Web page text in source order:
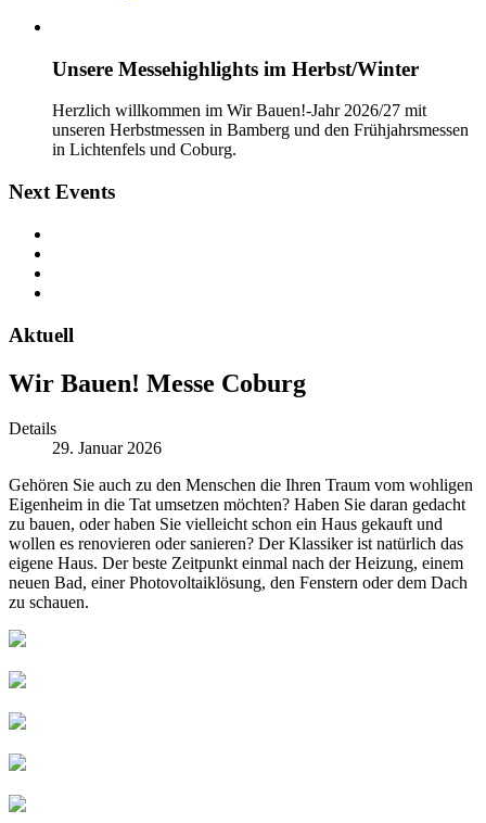
Unsere Messehighlights im Herbst/Winter
Herzlich willkommen im Wir Bauen!-Jahr 2026/27 mit
unseren Herbstmessen in Bamberg und den Frühjahrsmessen
in Lichtenfels und Coburg.
Next Events
Aktuell
Wir Bauen! Messe Coburg
Details
29. Januar 2026
Gehören Sie auch zu den Menschen die Ihren Traum vom wohligen
Eigenheim in die Tat umsetzen möchten? Haben Sie daran gedacht
zu bauen, oder haben Sie vielleicht schon ein Haus gekauft und
wollen es renovieren oder sanieren? Der Klassiker ist natürlich das
eigene Haus. Der beste Zeitpunkt einmal nach der Heizung, einem
neuen Bad, einer Photovoltaiklösung, den Fenstern oder dem Dach
zu schauen.